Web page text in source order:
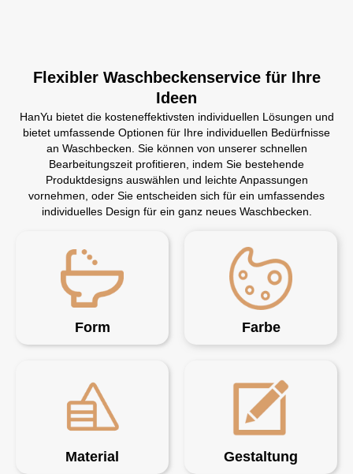
Flexibler Waschbeckenservice für Ihre
Ideen
HanYu bietet die kosteneffektivsten individuellen Lösungen und
bietet umfassende Optionen für Ihre individuellen Bedürfnisse
an Waschbecken. Sie können von unserer schnellen
Bearbeitungszeit profitieren, indem Sie bestehende
Produktdesigns auswählen und leichte Anpassungen
vornehmen, oder Sie entscheiden sich für ein umfassendes
individuelles Design für ein ganz neues Waschbecken.
Form Farbe
Material Gestaltung